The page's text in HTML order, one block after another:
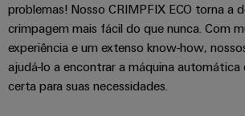
problemas! Nosso CRIMPFIX ECO torna a
crimpagem mais fácil do que nunca. Com
experiência e um extenso know-how,
ajudá-lo a encontrar a máquina automática
certa para suas necessidades.